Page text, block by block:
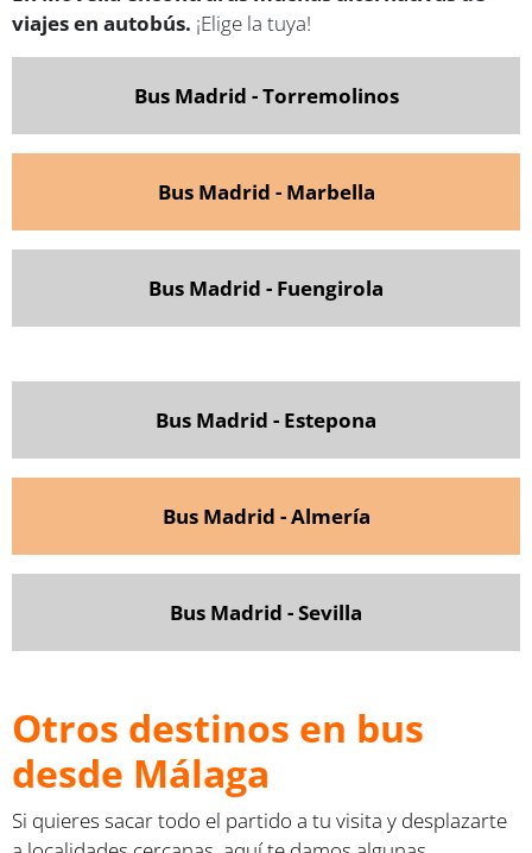
viajes en autobús. ¡Elige la tuya!
Bus Madrid - Torremolinos
Bus Madrid - Marbella
Bus Madrid - Fuengirola
Bus Madrid - Estepona
Bus Madrid - Almería
Bus Madrid - Sevilla
Otros destinos en bus
desde Málaga
Si quieres sacar todo el partido a tu visita y desplazarte